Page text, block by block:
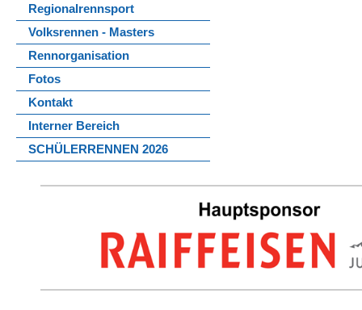
Regionalrennsport
Volksrennen - Masters
Rennorganisation
Fotos
Kontakt
Interner Bereich
SCHÜLERRENNEN 2026